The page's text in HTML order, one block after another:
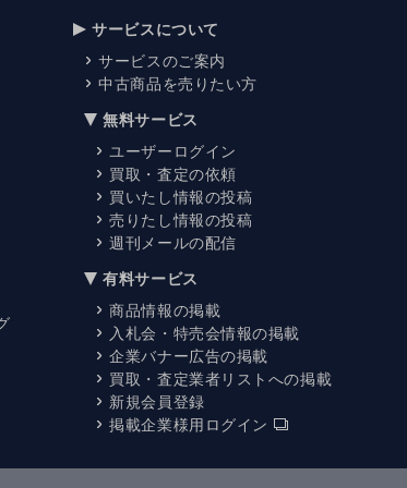
サービスについて
サービスのご案内
中古商品を売りたい方
無料サービス
ユーザーログイン
買取・査定の依頼
買いたし情報の投稿
売りたし情報の投稿
週刊メールの配信
有料サービス
商品情報の掲載
入札会・特売会情報の掲載
企業バナー広告の掲載
買取・査定業者リストへの掲載
新規会員登録
掲載企業様用ログイン